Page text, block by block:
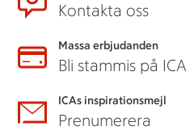
Kontakta oss
Massa erbjudanden
Bli stammis på ICA
ICAs inspirationsmejl
Prenumerera